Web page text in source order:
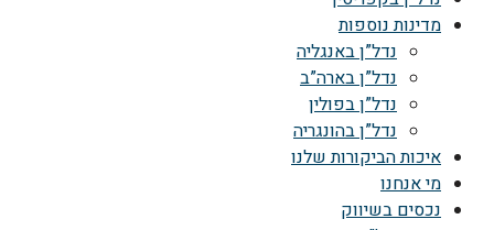
מדינות נוספות
נדל”ן באנגליה
נדל”ן בארה”ב
נדל”ן בפולין
נדל”ן בהונגריה
איכות הביקורות שלנו
מי אנחנו
נכסים בשיווק